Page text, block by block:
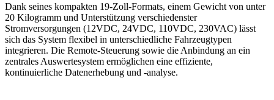
Dank seines kompakten 19-Zoll-Formats, einem Gewicht von unter
20 Kilogramm und Unterstützung verschiedenster
Stromversorgungen (12VDC, 24VDC, 110VDC, 230VAC) lässt
sich das System flexibel in unterschiedliche Fahrzeugtypen
integrieren. Die Remote-Steuerung sowie die Anbindung an ein
zentrales Auswertesystem ermöglichen eine effiziente,
kontinuierliche Datenerhebung und -analyse.